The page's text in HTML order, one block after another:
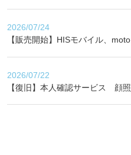
2026/07/24
【販売開始】HISモバイル、
2026/07/22
【復旧】本人確認サービス 顔